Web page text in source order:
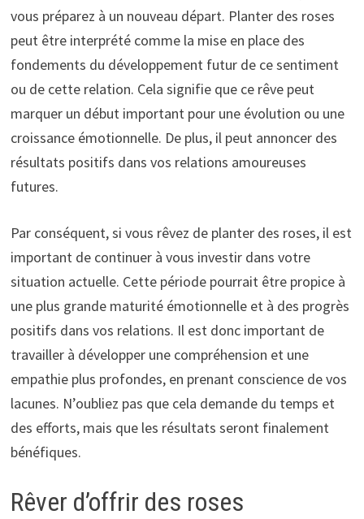
vous préparez à un nouveau départ. Planter des roses
peut être interprété comme la mise en place des
fondements du développement futur de ce sentiment
ou de cette relation. Cela signifie que ce rêve peut
marquer un début important pour une évolution ou une
croissance émotionnelle. De plus, il peut annoncer des
résultats positifs dans vos relations amoureuses
futures.
Par conséquent, si vous rêvez de planter des roses, il est
important de continuer à vous investir dans votre
situation actuelle. Cette période pourrait être propice à
une plus grande maturité émotionnelle et à des progrès
positifs dans vos relations. Il est donc important de
travailler à développer une compréhension et une
empathie plus profondes, en prenant conscience de vos
lacunes. N’oubliez pas que cela demande du temps et
des efforts, mais que les résultats seront finalement
bénéfiques.
Rêver d’offrir des roses